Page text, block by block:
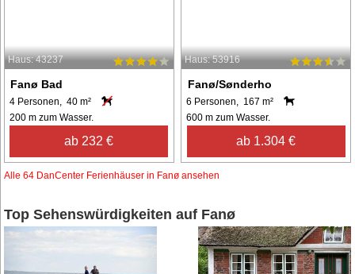
Haus: 43237
Fanø Bad
4 Personen, 40 m²
200 m zum Wasser.
ab 232 €
Haus: 53916
Fanø/Sønderho
6 Personen, 167 m²
600 m zum Wasser.
ab 1.304 €
Alle 64 DanCenter Ferienhäuser in Fanø ansehen
Top Sehenswürdigkeiten auf Fanø